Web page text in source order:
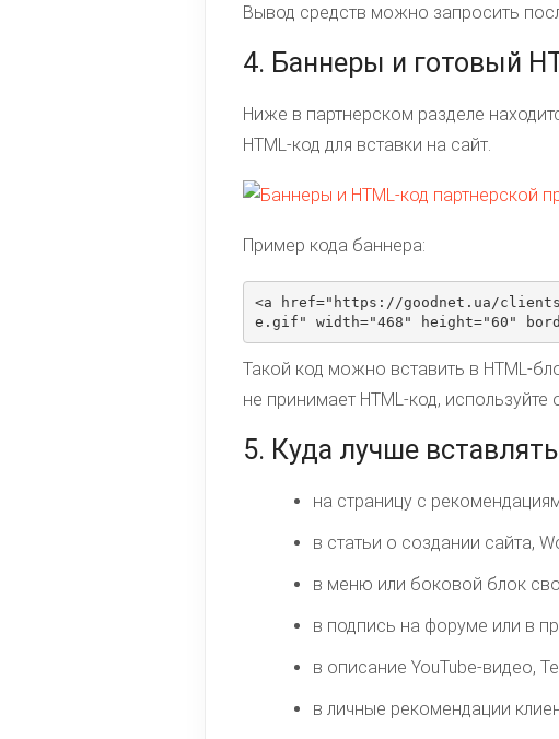
Вывод средств можно запросить
4. Баннеры и готовый
Ниже в партнерском разделе
HTML-код для вставки на сайт.
Пример кода баннера:
<a href="https://goodnet.ua/
e.gif" width="468" height="60"
Такой код можно вставить в HTML-
не принимает HTML-код,
5. Куда лучше
на страницу с
в статьи о создании сайта,
в меню или боковой блок
в подпись на форуме или в
в описание YouTube-видео,
в личные рекомендации